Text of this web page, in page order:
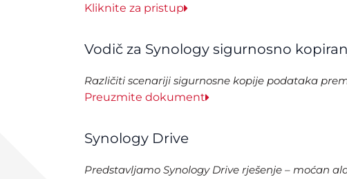
Kliknite za pristup
Vodič za Synology sigurnosno
Različiti scenariji sigurnosne kopije podataka
Preuzmite dokument
Synology Drive
Predstavljamo Synology Drive rješenje – moćan